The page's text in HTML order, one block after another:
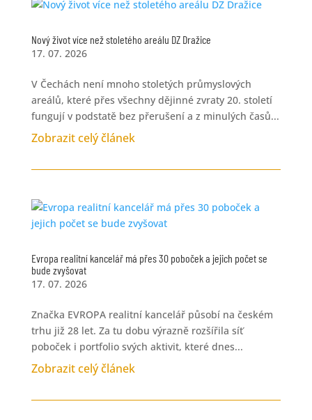
Nový život více než stoletého areálu DZ Dražice
17. 07. 2026
V Čechách není mnoho stoletých průmyslových
areálů, které přes všechny dějinné zvraty 20. století
fungují v podstatě bez přerušení a z minulých časů...
Zobrazit celý článek
Evropa realitní kancelář má přes 30 poboček a jejich počet se
bude zvyšovat
17. 07. 2026
Značka EVROPA realitní kancelář působí na českém
trhu již 28 let. Za tu dobu výrazně rozšířila síť
poboček i portfolio svých aktivit, které dnes...
Zobrazit celý článek